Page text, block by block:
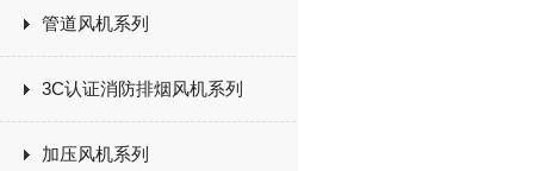
管道风机系列
3C认证消防排烟风机系列
加压风机系列